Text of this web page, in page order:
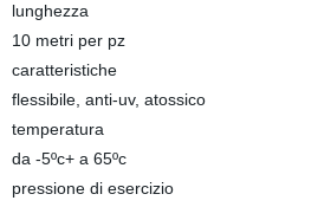
lunghezza
10 metri per pz
caratteristiche
flessibile, anti-uv, atossico
temperatura
da -5ºc+ a 65ºc
pressione di esercizio